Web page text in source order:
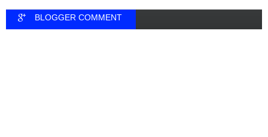
BLOGGER COMMENT